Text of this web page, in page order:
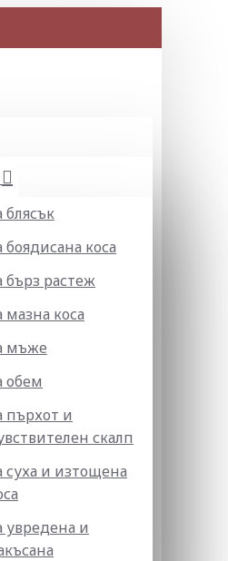
блясък
боядисана коса
бърз растеж
мазна коса
мъже
обем
пърхот и
скалп
суха и изтощена
увредена и